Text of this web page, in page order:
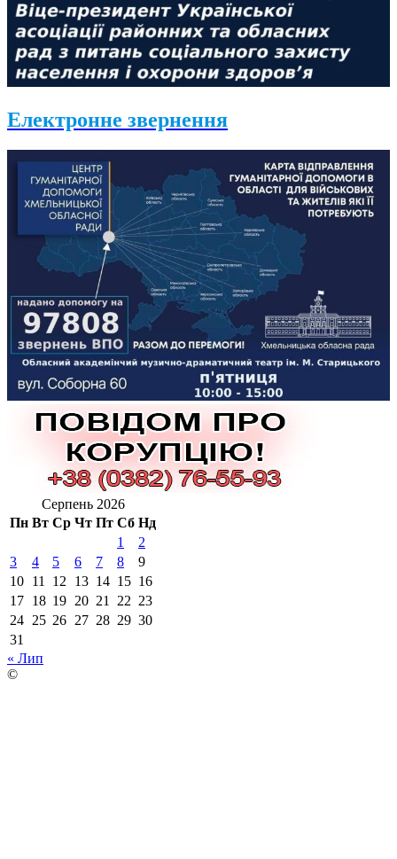
Електронне звернення
Серпень 2026
Пн Вт Ср Чт Пт Сб Нд
1
2
3
4 5 6 7 8
9
10 11 12 13 14 15 16
17 18 19 20 21 22 23
24 25 26 27 28 29 30
31
« Лип
©